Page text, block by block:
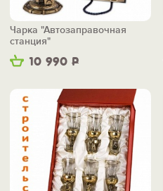
10 990 Р
Чарка "Автозаправочная
станция"